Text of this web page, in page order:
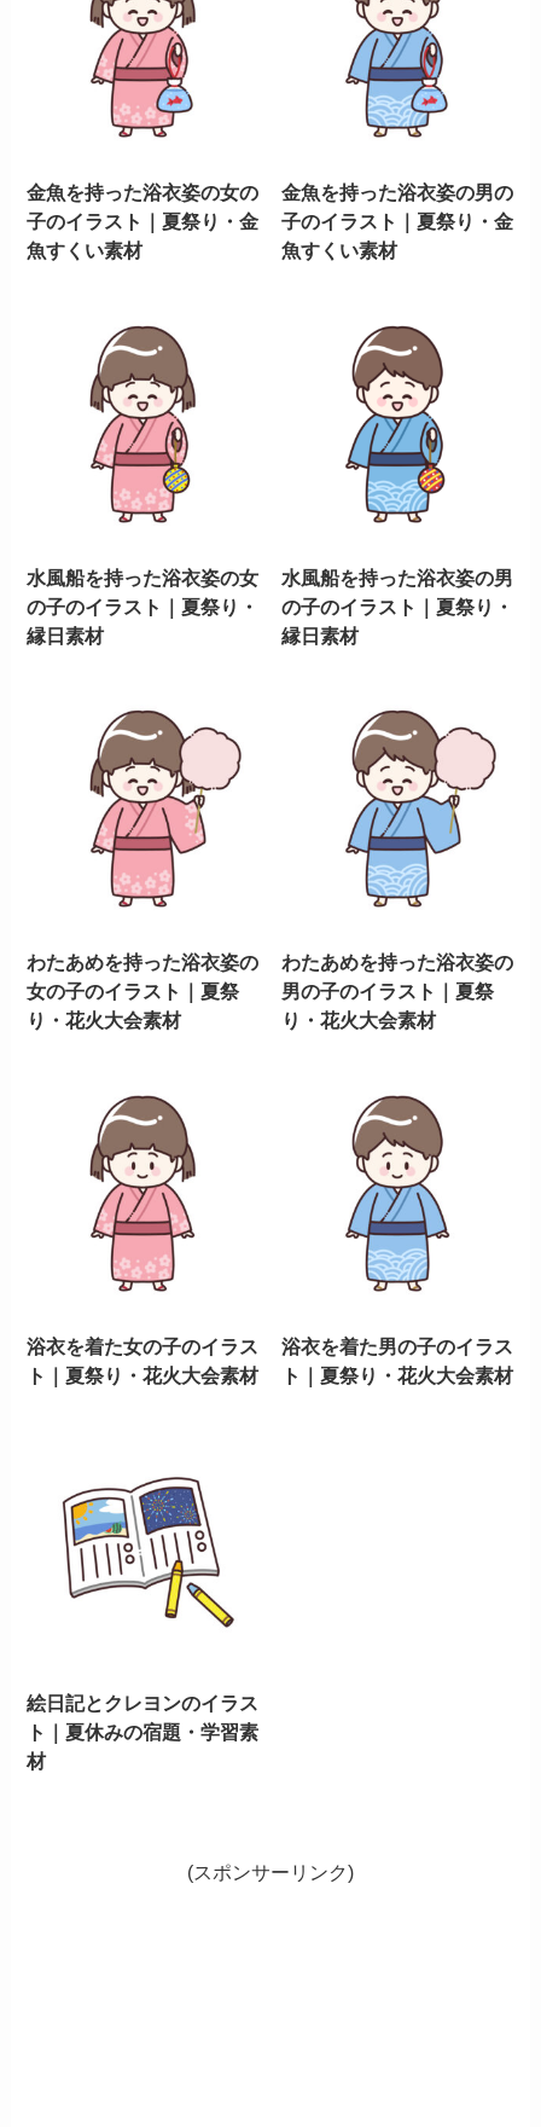
金魚を持った浴衣姿の女の
子のイラスト｜夏祭り・金
魚すくい素材
金魚を持った浴衣姿の男の
子のイラスト｜夏祭り・金
魚すくい素材
水風船を持った浴衣姿の女
の子のイラスト｜夏祭り・
縁日素材
水風船を持った浴衣姿の男
の子のイラスト｜夏祭り・
縁日素材
わたあめを持った浴衣姿の
女の子のイラスト｜夏祭
り・花火大会素材
わたあめを持った浴衣姿の
男の子のイラスト｜夏祭
り・花火大会素材
浴衣を着た女の子のイラス
ト｜夏祭り・花火大会素材
浴衣を着た男の子のイラス
ト｜夏祭り・花火大会素材
絵日記とクレヨンのイラス
ト｜夏休みの宿題・学習素
材
(スポンサーリンク)